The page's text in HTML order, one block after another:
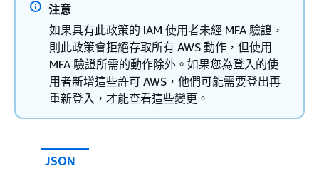
注意
如果具有此政策的 IAM 使用者未經 MFA 驗證，
則此政策會拒絕存取所有 AWS 動作，但使用
MFA 驗證所需的動作除外。如果您為登入的使
用者新增這些許可 AWS，他們可能需要登出再
重新登入，才能查看這些變更。
JSON